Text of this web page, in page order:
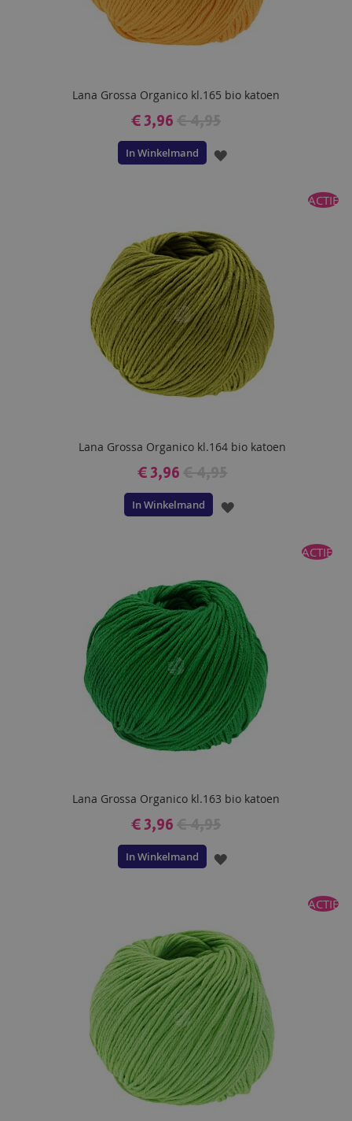
Lana Grossa Organico kl.165 bio katoen
€ 3,96
In Winkelmand
VOEG
VERLANGLIJST
ACTIE
Lana Grossa Organico kl.164 bio katoen
€ 3,96
In Winkelmand
VOEG
ACTIE
Lana Grossa Organico kl.163 bio katoen
€ 3,96
In Winkelmand
VOEG
VERLANGLIJST
ACTIE